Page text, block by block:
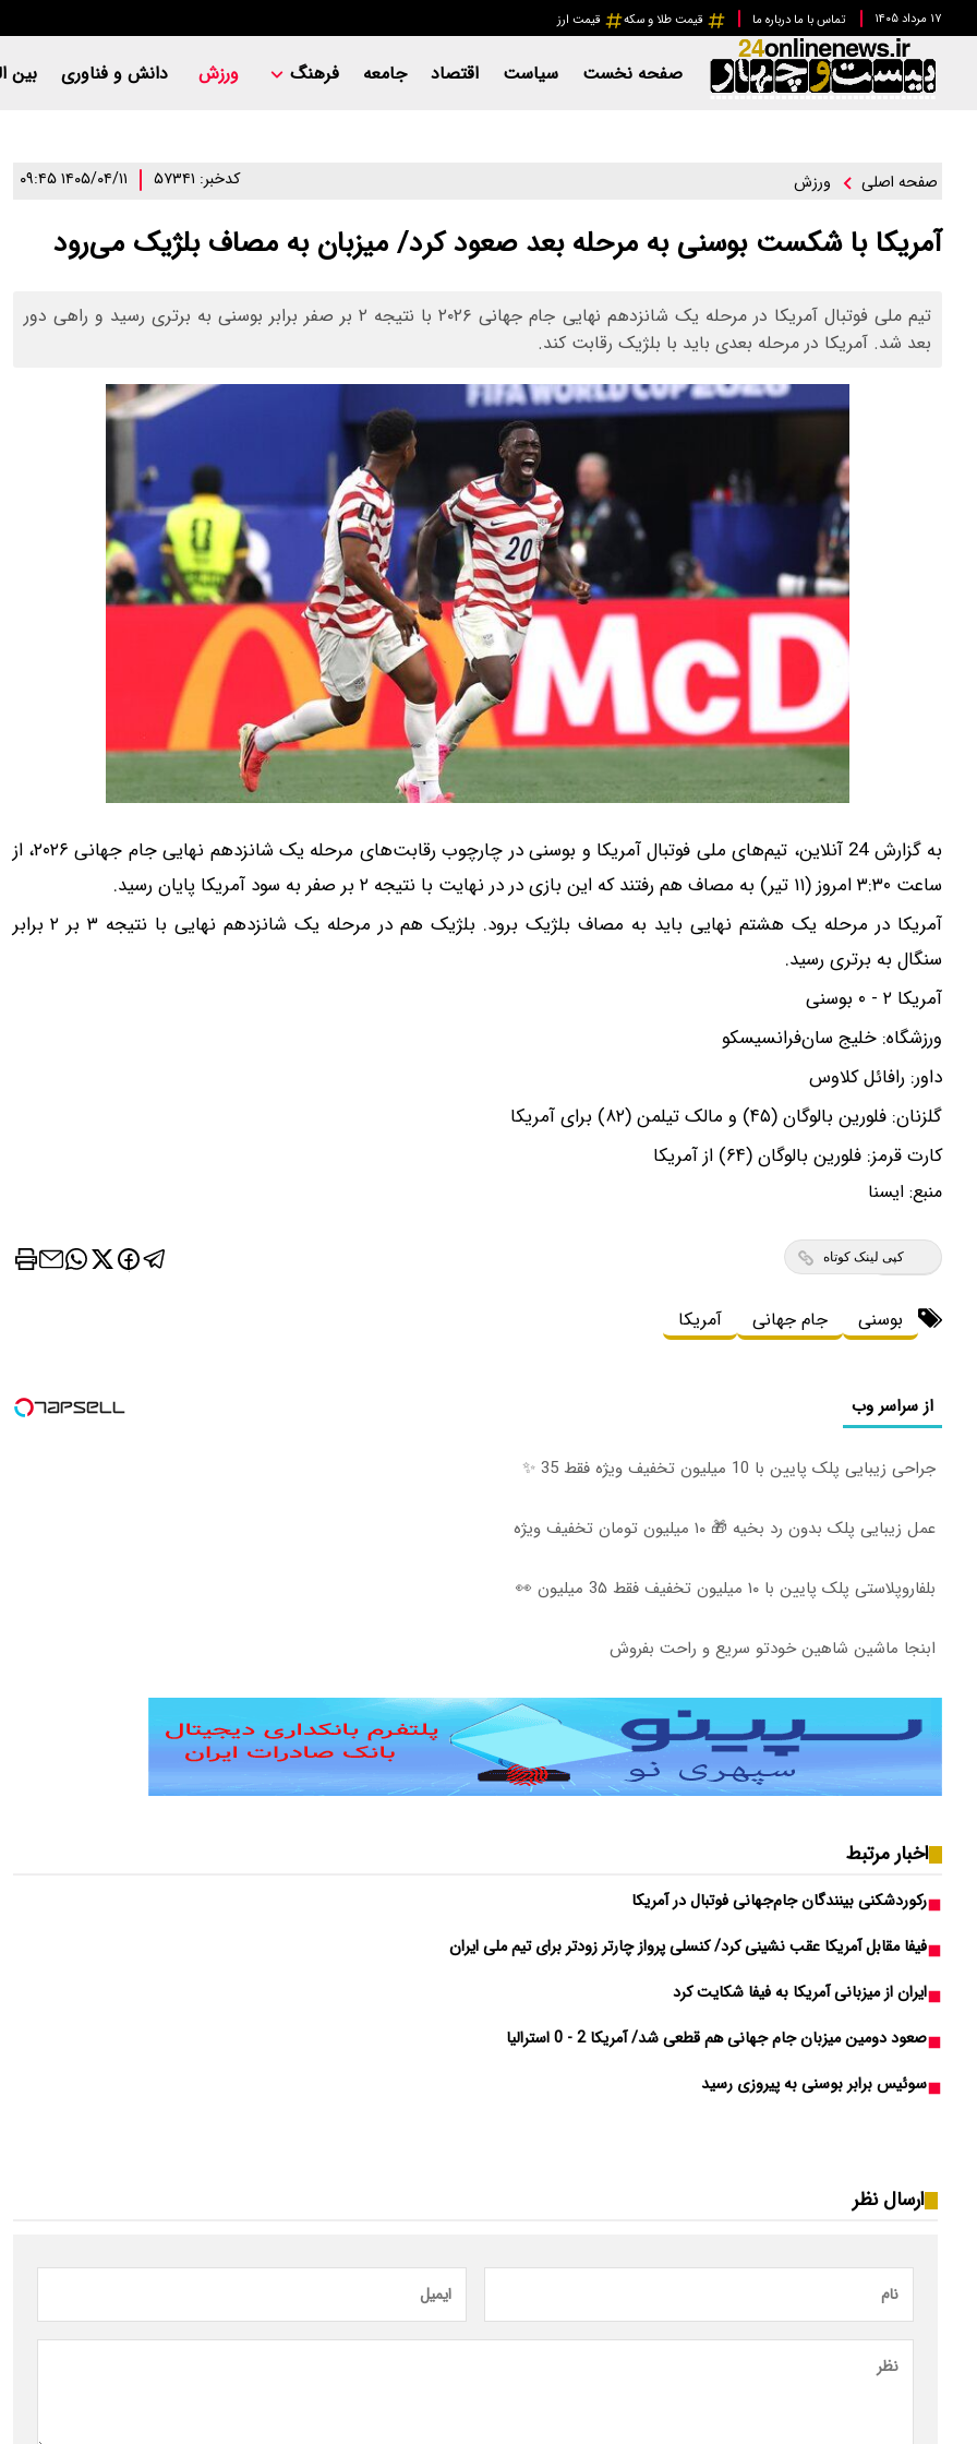
۱۷ مرداد ۱۴۰۵ تماس با ما درباره ما قیمت طلا و سکه قیمت ارز
صفحه نخست سیاست اقتصاد جامعه فرهنگ ورزش دانش و فناوری بین
صفحه اصلی ورزش کدخبر: ۵۷۳۴۱ ۱۴۰۵/۰۴/۱۱ ۰۹:۴۵
آمریکا با شکست بوسنی به مرحله بعد صعود کرد/ میزبان به مصاف بلژیک می‌رود
تیم ملی فوتبال آمریکا در مرحله یک شانزدهم نهایی جام جهانی ۲۰۲۶ با نتیجه ۲ بر صفر برابر بوسنی به برتری رسید و راهی دور
بعد شد. آمریکا در مرحله بعدی باید با بلژیک رقابت کند.
به گزارش 24 آنلاین، تیم‌های ملی فوتبال آمریکا و بوسنی در چارچوب رقابت‌های مرحله یک شانزدهم نهایی جام جهانی ۲۰۲۶، از
ساعت ۳:۳۰ امروز (۱۱ تیر) به مصاف هم رفتند که این بازی در در نهایت با نتیجه ۲ بر صفر به سود آمریکا پایان رسید.
آمریکا در مرحله یک هشتم نهایی باید به مصاف بلژیک برود. بلژیک هم در مرحله یک شانزدهم نهایی با نتیجه ۳ بر ۲ برابر
سنگال به برتری رسید.
آمریکا ۲ - ۰ بوسنی
ورزشگاه: خلیج سان‌فرانسیسکو
داور: رافائل کلاوس
گلزنان: فلورین بالوگان (۴۵) و مالک تیلمن (۸۲) برای آمریکا
کارت قرمز: فلورین بالوگان (۶۴) از آمریکا
منبع: ايسنا
کپی لینک کوتاه
بوسنی جام جهانی آمریکا
از سراسر وب
جراحی زیبایی پلک پایین با 10 میلیون تخفیف ویژه فقط 35 ✨
عمل زیبایی پلک بدون رد بخیه 🎁 ۱۰ میلیون تومان تخفیف ویژه
بلفاروپلاستی پلک پایین با ۱۰ میلیون تخفیف فقط 3۵ میلیون 👀
ابنجا ماشین شاهین خودتو سریع و راحت بفروش
اخبار مرتبط
رکوردشکنی بینندگان جام‌جهانی فوتبال در آمریکا
فیفا مقابل آمریکا عقب نشینی کرد/ کنسلی پرواز چارتر زودتر برای تیم ملی ایران
ایران از میزبانی آمریکا به فیفا شکایت کرد
صعود دومین میزبان جام جهانی هم قطعی شد/ آمریکا 2 - 0 استرالیا
سوئیس برابر بوسنی به پیروزی رسید
ارسال نظر
ترمیم جای زخم،